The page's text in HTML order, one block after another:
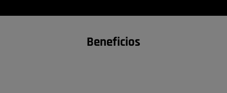
Beneficios